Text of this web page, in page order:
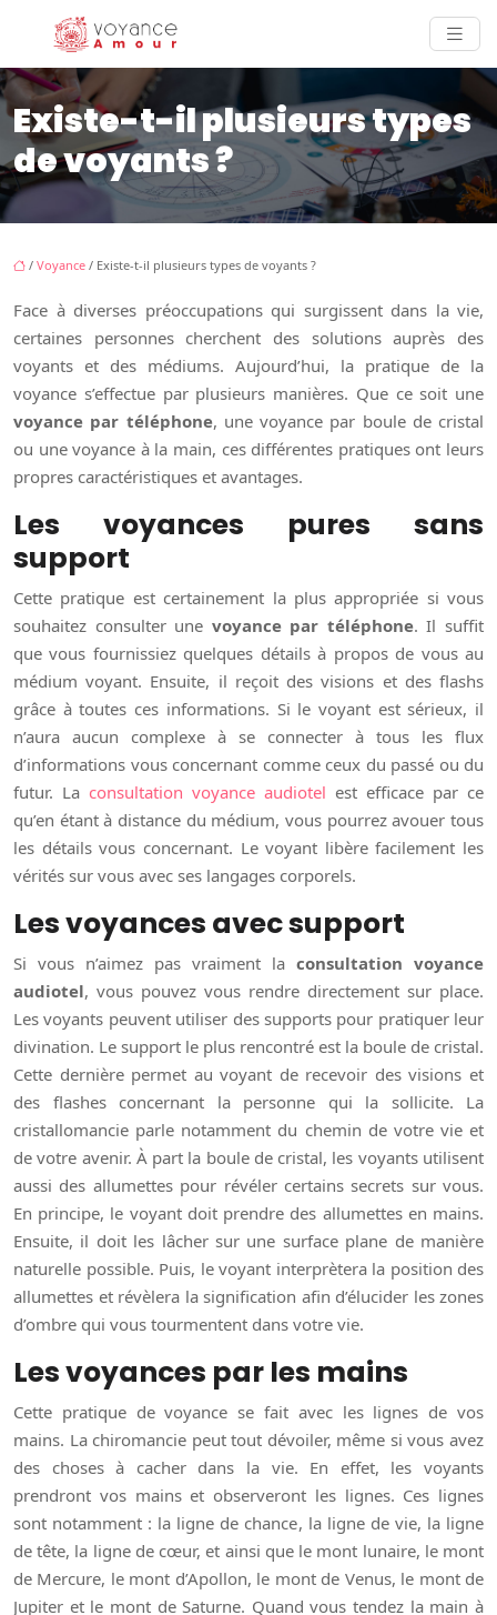
Existe-t-il plusieurs types
de voyants ?
/ Voyance / Existe-t-il plusieurs types de voyants ?
Face à diverses préoccupations qui surgissent dans la vie,
certaines personnes cherchent des solutions auprès des
voyants et des médiums. Aujourd’hui, la pratique de la
voyance s’effectue par plusieurs manières. Que ce soit une
voyance par téléphone, une voyance par boule de cristal
ou une voyance à la main, ces différentes pratiques ont leurs
propres caractéristiques et avantages.
Les voyances pures sans
support
Cette pratique est certainement la plus appropriée si vous
souhaitez consulter une voyance par téléphone. Il suffit
que vous fournissiez quelques détails à propos de vous au
médium voyant. Ensuite, il reçoit des visions et des flashs
grâce à toutes ces informations. Si le voyant est sérieux, il
n’aura aucun complexe à se connecter à tous les flux
d’informations vous concernant comme ceux du passé ou du
futur. La consultation voyance audiotel est efficace par ce
qu’en étant à distance du médium, vous pourrez avouer tous
les détails vous concernant. Le voyant libère facilement les
vérités sur vous avec ses langages corporels.
Les voyances avec support
Si vous n’aimez pas vraiment la consultation voyance
audiotel, vous pouvez vous rendre directement sur place.
Les voyants peuvent utiliser des supports pour pratiquer leur
divination. Le support le plus rencontré est la boule de cristal.
Cette dernière permet au voyant de recevoir des visions et
des flashes concernant la personne qui la sollicite. La
cristallomancie parle notamment du chemin de votre vie et
de votre avenir. À part la boule de cristal, les voyants utilisent
aussi des allumettes pour révéler certains secrets sur vous.
En principe, le voyant doit prendre des allumettes en mains.
Ensuite, il doit les lâcher sur une surface plane de manière
naturelle possible. Puis, le voyant interprètera la position des
allumettes et révèlera la signification afin d’élucider les zones
d’ombre qui vous tourmentent dans votre vie.
Les voyances par les mains
Cette pratique de voyance se fait avec les lignes de vos
mains. La chiromancie peut tout dévoiler, même si vous avez
des choses à cacher dans la vie. En effet, les voyants
prendront vos mains et observeront les lignes. Ces lignes
sont notamment : la ligne de chance, la ligne de vie, la ligne
de tête, la ligne de cœur, et ainsi que le mont lunaire, le mont
de Mercure, le mont d’Apollon, le mont de Venus, le mont de
Jupiter et le mont de Saturne. Quand vous tendez la main à